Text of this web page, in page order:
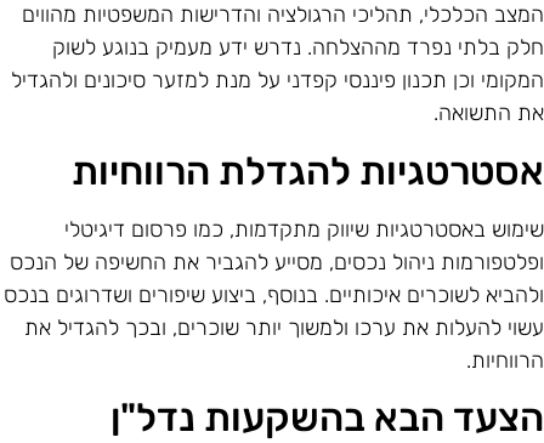
הכלכלי, תהליכי הרגולציה והדרישות המשפטיות מהווים
בלתי נפרד מההצלחה. נדרש ידע מעמיק בנוגע לשוק
וכן תכנון פיננסי קפדני על מנת למזער סיכונים ולהגדיל
התשואה.
להגדלת הרווחיות
באסטרטגיות שיווק מתקדמות, כמו פרסום דיגיטלי
ניהול נכסים, מסייע להגביר את החשיפה של הנכס
לשוכרים איכותיים. בנוסף, ביצוע שיפורים ושדרוגים בנכס
להעלות את ערכו ולמשוך יותר שוכרים, ובכך להגדיל את
הבא בהשקעות נדל"ן